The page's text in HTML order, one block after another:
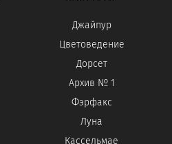
Джайпур
Цветоведение
Дорсет
Архив № 1
Фэрфакс
Луна
Кассельмае